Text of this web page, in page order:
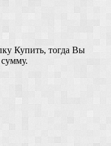
Купить, тогда Вы